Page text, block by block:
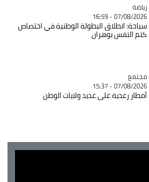
Catégorie
رياضة
07/08/2026 - 16:59
سباحة: انطلاق البطولة الوطنية في اختصاص
كتم النفس بوهران
Catégorie
مجتمع
07/08/2026 - 15:37
أمطار رعدية على عديد ولايات الوطن